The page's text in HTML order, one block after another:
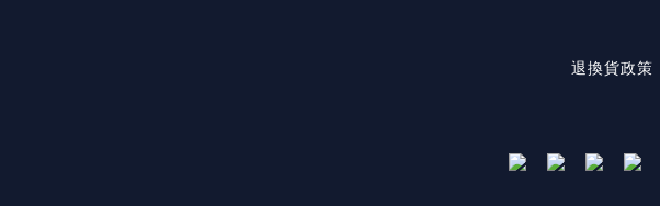
退換貨政策